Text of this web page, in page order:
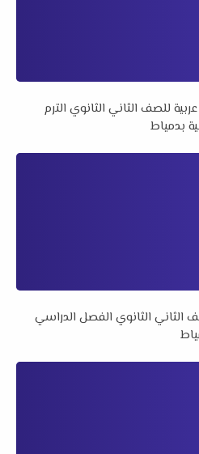
للصف الثاني الثانوي الترم
الثاني الثانوي الفصل الدراسي